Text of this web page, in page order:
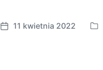
P
11 kwietnia 2022
P